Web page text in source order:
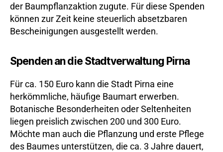
der Baumpflanzaktion zugute. Für diese Spenden
können zur Zeit keine steuerlich absetzbaren
Bescheinigungen ausgestellt werden.
Spenden an die Stadtverwaltung Pirna
Für ca. 150 Euro kann die Stadt Pirna eine
herkömmliche, häufige Baumart erwerben.
Botanische Besonderheiten oder Seltenheiten
liegen preislich zwischen 200 und 300 Euro.
Möchte man auch die Pflanzung und erste Pflege
des Baumes unterstützen, die ca. 3 Jahre dauert,